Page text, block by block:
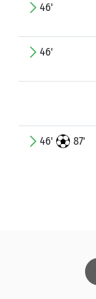
46'
46'
46' 87'